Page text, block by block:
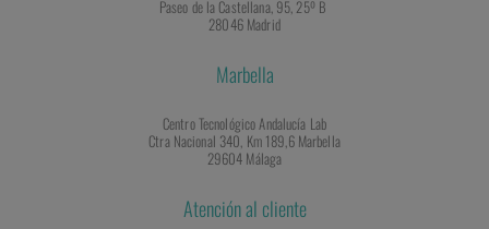
Paseo de la Castellana, 95, 25º B
28046 Madrid
Marbella
Centro Tecnológico Andalucía Lab
Ctra Nacional 340, Km 189,6 Marbella
29604 Málaga
Atención al cliente